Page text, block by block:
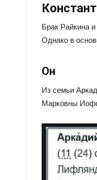
Брак Райкина
Однако в
Он
Из семьи
Марковны